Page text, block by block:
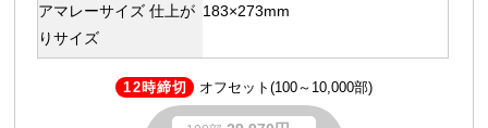
アマレーサイズ 仕上が
りサイズ
183×273mm
12時締切 オフセット(100～10,000部)